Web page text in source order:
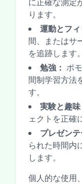
ります。
運動とフィ
間、またはサ
を追跡します。
勉強： ポ
間制学習方法
す。
実験と趣味
ェクトを正確
プレゼン
られた時間内
します。
個人的な使用